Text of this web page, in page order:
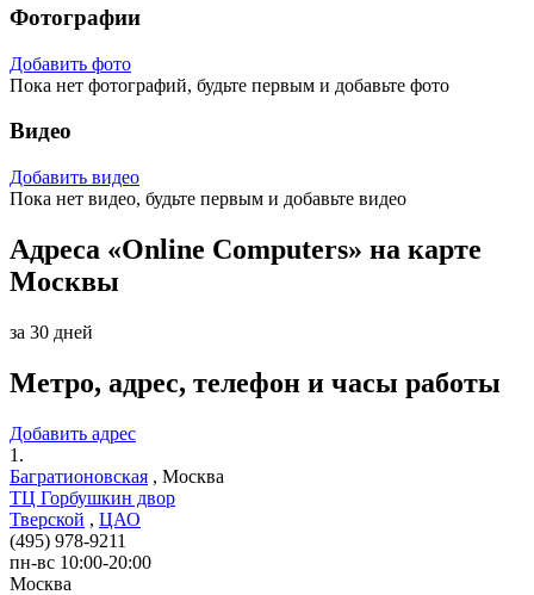
Фотографии
Добавить фото
Пока нет фотографий, будьте первым и добавьте фото
Видео
Добавить видео
Пока нет видео, будьте первым и добавьте видео
Адреса «Online Computers» на карте
Москвы
за 30 дней
Метро, адрес, телефон и часы работы
Добавить адрес
1.
Багратионовская , Москва
ТЦ Горбушкин двор
Тверской , ЦАО
(495) 978-9211
пн-вс 10:00-20:00
Москва